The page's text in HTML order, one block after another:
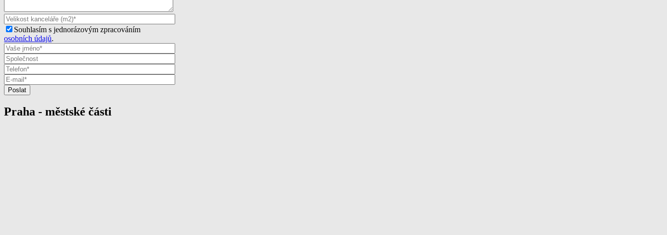
Souhlasím s jednorázovým zpracováním
osobních údajů.
Praha - městské části